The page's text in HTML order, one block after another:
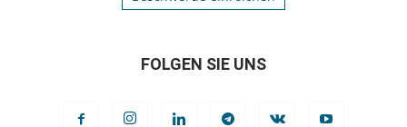
FOLGEN SIE UNS